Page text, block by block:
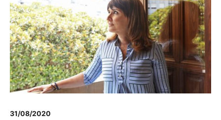
31/08/2020